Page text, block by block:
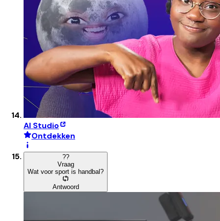
AI Studio
Ontdekken
??
Vraag
Wat voor sport is handbal?
Antwoord